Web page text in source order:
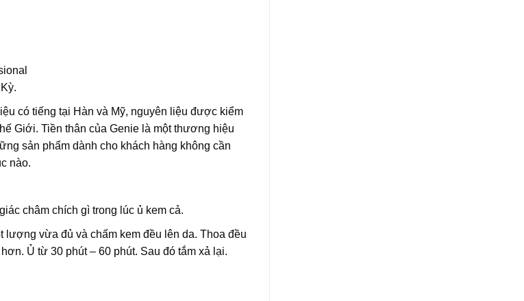
có tiếng tại Hàn và Mỹ, nguyên liệu được kiểm
Giới. Tiền thân của Genie là một thương hiệu
sản phẩm dành cho khách hàng không cần
nào.
châm chích gì trong lúc ủ kem cả.
lượng vừa đủ và chấm kem đều lên da. Thoa đều
Ủ từ 30 phút – 60 phút. Sau đó tắm xả lại.